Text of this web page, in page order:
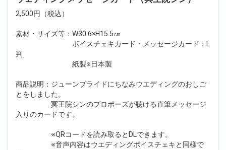
2,500円（税込）
素材・サイズ等：W30.6×H15.5㎝
ボイスチェキカード・メッセージカード：L
判
紙製※日本製
商品説明：ジューンブライドにちなみウエディングのおしご
とをしました。
冥王院シンのプロポーズが聴ける直筆メッセージ
入りのカードです。
※QRコードを読み取るとDLできます。
※音声内容はウエディングボイスチェキと同様で